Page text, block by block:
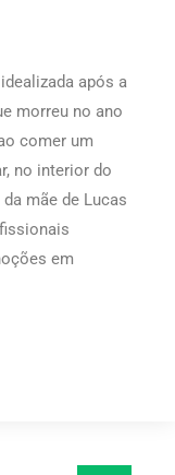
após a
morreu no ano
comer um
no interior do
mãe de Lucas
em